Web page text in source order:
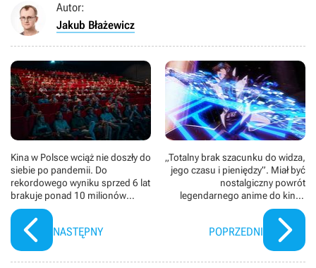
Autor:
Jakub Błażewicz
Kina w Polsce wciąż nie doszły do
siebie po pandemii. Do
rekordowego wyniku sprzed 6 lat
brakuje ponad 10 milionów
widzów
NASTĘPNY
„Totalny brak szacunku do widza,
jego czasu i pieniędzy”. Miał być
nostalgiczny powrót
legendarnego anime do kin, a
wyszła katastrofa
POPRZEDNI